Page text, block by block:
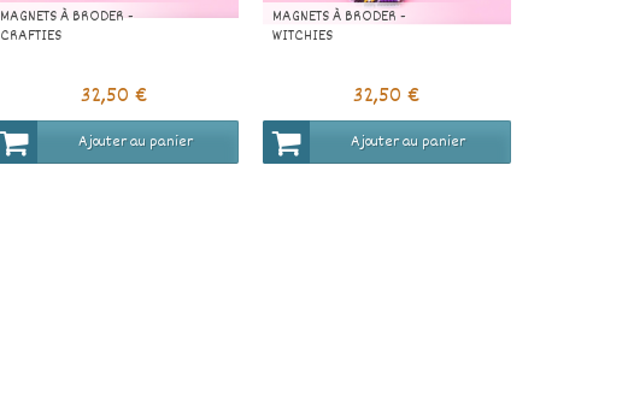
MAGNETS À BRODER -
CRAFTIES
32,50 €
Ajouter au panier
MAGNETS À BRODER -
WITCHIES
32,50 €
Ajouter au panier